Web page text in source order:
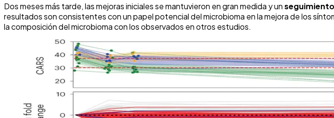
Dos meses más tarde, las mejoras iniciales se mantuvieron en gran medida y un
resultados son consistentes con un papel potencial del microbioma en la mejora de los
la composición del microbioma con los observados en otros estudios.